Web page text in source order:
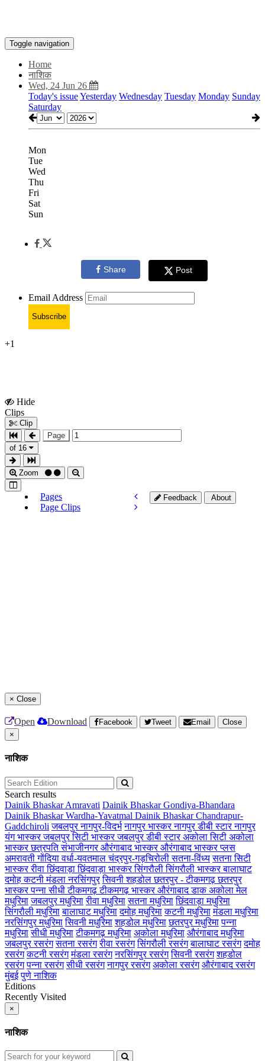
Toggle navigation
Home
नाशिक
Wed, 24 Jun 26
Today's issueYesterday Wednesday Tuesday Monday Sunday
Saturday
Mon
Tue
Wed
Thu
Fri
Sat
Sun
Share Post
Email Address
Subscribe
+1
Hide
Clips
Clip
Page
of 16
Zoom
Pages
Page Clips
Feedback About
× Close
Open Download Facebook Tweet Email
Close
×
नाशिक
Search results
Dainik Bhaskar Amravati Dainik Bhaskar Gondiya-Bhandara
Dainik Bhaskar Wardha-Yavatmal Dainik Bhaskar Chandrapur-
Gaddchiroli जबलपुरनागपुर-विदर्भ नागपुर भास्करनागपुर डीबी स्टारनागपुर
यंग भास्करजबलपुर सिटी भास्करजबलपुर डीबी स्टारअकोला सिटी अकोला
भास्करछत्रपति संभाजीनगरऔरंगाबाद भास्करऔरंगाबाद भास्कर प्लस
अमरावतीगोंदियावर्धा-यवतमालचंद्रपुर-गड़चिरोलीसतना-विंध्य सतना सिटी
भास्कररीवाछिंदवाड़ाछिंदवाड़ा भास्करसिंगरौलीसिंगरौली भास्करबालाघाट
दमोहकटनीमंडलानरसिंगपुर सिवनीशहडोलछतरपुर - टीकमगढ़छतरपुर
भास्करपन्नासीधीटीकमगढ़टीकमगढ़ भास्करऔरंगाबाद डाकअकोला मेल
मधुरिमा जबलपुर मधुरिमा रीवा मधुरिमा सतना मधुरिमा छिंदवाड़ा मधुरिमा
सिंगरौली मधुरिमा बालाघाट मधुरिमा दमोह मधुरिमा कटनी मधुरिमा मंडला मधुरिमा
नरसिंगपुर मधुरिमा सिवनी मधुरिमा शहडोल मधुरिमा छतरपुर मधुरिमा पन्ना
मधुरिमा सीधी मधुरिमा टीकमगढ़ मधुरिमा अकोला मधुरिमा औरंगाबाद मधुरिमा
जबलपुर रसरंग सतना रसरंग रीवा रसरंग सिंगरौली रसरंग बालाघाट रसरंग दमोह
रसरंग कटनी रसरंग मंडला रसरंग नरसिंगपुर रसरंग सिवनी रसरंग शहडोल
रसरंग पन्ना रसरंग सीधी रसरंग नागपुर रसरंग अकोला रसरंग औरंगाबाद रसरंग
मुंबई पुणेनाशिक
Editions
Recently Visited
×
नाशिक